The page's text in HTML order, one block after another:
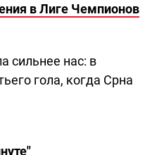
в Лиге Чемпионов
сильнее нас: в
гола, когда Срна